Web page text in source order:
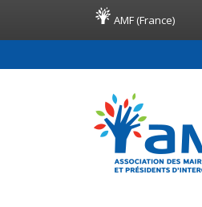
AMF (France)